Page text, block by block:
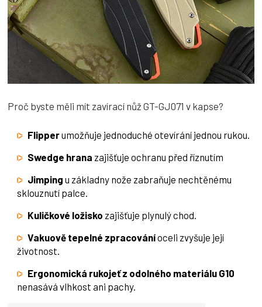
Proč byste měli mít zavírací nůž GT-GJ071 v kapse?
Flipperumožňuje jednoduché otevírání jednou rukou.
Swedge hrana zajišťuje ochranu před říznutím
Jimping u základny nože zabraňuje nechtěnému
sklouznutí palce.
Kuličkové ložisko zajišťuje plynulý chod.
Vakuově tepelné zpracováníoceli zvyšuje její
životnost.
Ergonomická rukojeť z odolného materiálu G10
nenasává vlhkost ani pachy.